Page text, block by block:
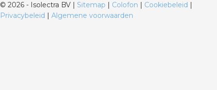
© 2026 - Isolectra BV | Sitemap | Colofon | Cookiebeleid |
Privacybeleid | Algemene voorwaarden